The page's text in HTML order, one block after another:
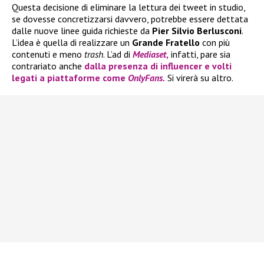
Questa decisione di eliminare la lettura dei tweet in studio,
se dovesse concretizzarsi davvero, potrebbe essere dettata
dalle nuove linee guida richieste da Pier Silvio Berlusconi.
L’idea è quella di realizzare un Grande Fratello con più
contenuti e meno trash. L’ad di Mediaset, infatti, pare sia
contrariato anche dalla presenza di influencer e volti
legati a piattaforme come OnlyFans. Si virerà su altro.